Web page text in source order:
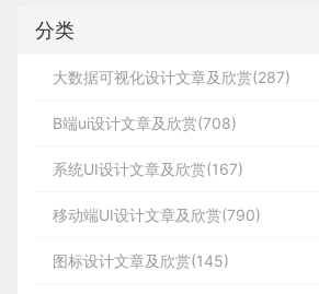
分类
大数据可视化设计文章及欣赏(287)
B端ui设计文章及欣赏(708)
系统UI设计文章及欣赏(167)
移动端UI设计文章及欣赏(790)
图标设计文章及欣赏(145)